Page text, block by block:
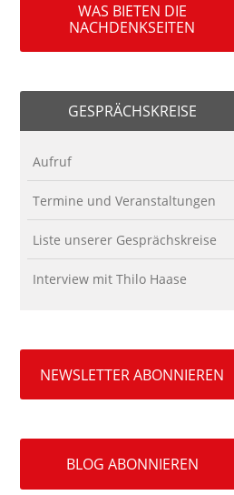
WAS BIETEN DIE
NACHDENKSEITEN
GESPRÄCHSKREISE
Aufruf
Termine und Veranstaltungen
Liste unserer Gesprächskreise
Interview mit Thilo Haase
NEWSLETTER ABONNIEREN
BLOG ABONNIEREN